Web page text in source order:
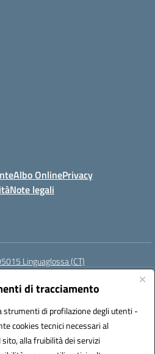
di tracciamento
strumenti di profilazione degli utenti -
cookies tecnici necessari al
alla fruibilità dei servizi
Albo OnlinePrivacy
Note legali
Linguaglossa (CT)
ctic83200r@pec.istruzione.it
(IPA): istsc_CTIC83200R
UF7TEB